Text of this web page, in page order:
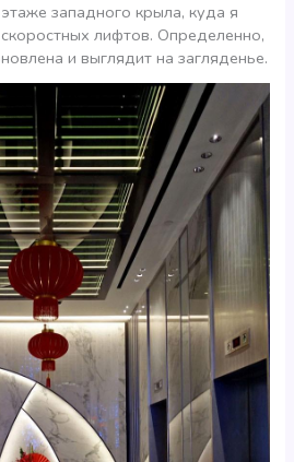
западного крыла, куда я
лифтов. Определенно,
и выглядит на загляденье.